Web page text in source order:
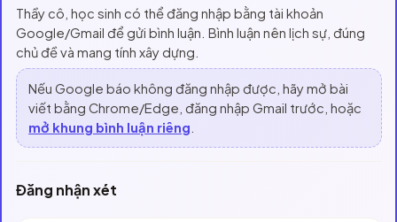
Thầy cô, học sinh có thể đăng nhập bằng tài khoản
Google/Gmail để gửi bình luận. Bình luận nên lịch sự, đúng
chủ đề và mang tính xây dựng.
Nếu Google báo không đăng nhập được, hãy mở bài
viết bằng Chrome/Edge, đăng nhập Gmail trước, hoặc
mở khung bình luận riêng
Đăng nhận xét